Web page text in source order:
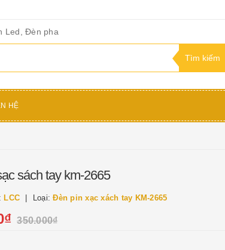
Led, Đèn pha
HỆ
sách tay km-2665
LCC Loại:Đèn pin xạc xách tay KM-2665
350.000₫